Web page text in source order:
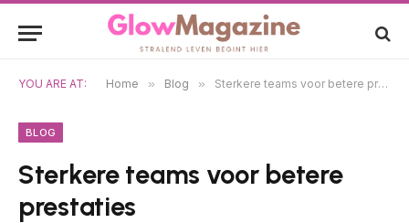
YOU ARE AT: Home » Blog » Sterkere teams voor betere prestaties
BLOG
Sterkere teams voor betere
prestaties